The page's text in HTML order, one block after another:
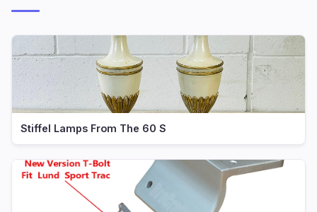
Stiffel Lamps From The 60 S